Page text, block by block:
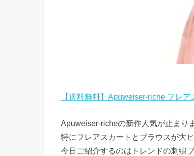
【送料無料】Apuweiser-riche フレ
Apuweiser-richeの新作人気が止まり
特にフレアスカートとブラウスが大ヒ
今日ご紹介するのはトレンドの刺繍